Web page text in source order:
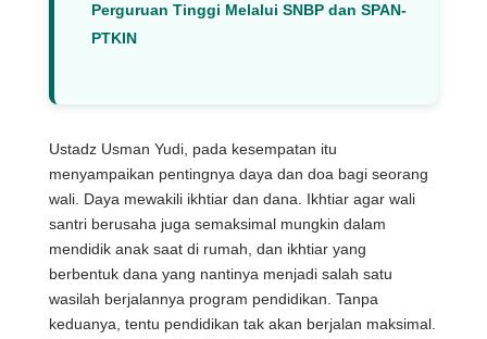
Perguruan Tinggi Melalui SNBP dan SPAN-
PTKIN
Ustadz Usman Yudi, pada kesempatan itu
menyampaikan pentingnya daya dan doa bagi seorang
wali. Daya mewakili ikhtiar dan dana. Ikhtiar agar wali
santri berusaha juga semaksimal mungkin dalam
mendidik anak saat di rumah, dan ikhtiar yang
berbentuk dana yang nantinya menjadi salah satu
wasilah berjalannya program pendidikan. Tanpa
keduanya, tentu pendidikan tak akan berjalan maksimal.